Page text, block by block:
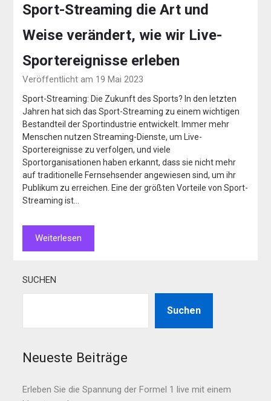
Sport-Streaming die Art und
Weise verändert, wie wir Live-
Sportereignisse erleben
Veröffentlicht am 19 Mai 2023
Sport-Streaming: Die Zukunft des Sports? In den letzten
Jahren hat sich das Sport-Streaming zu einem wichtigen
Bestandteil der Sportindustrie entwickelt. Immer mehr
Menschen nutzen Streaming-Dienste, um Live-
Sportereignisse zu verfolgen, und viele
Sportorganisationen haben erkannt, dass sie nicht mehr
auf traditionelle Fernsehsender angewiesen sind, um ihr
Publikum zu erreichen. Eine der größten Vorteile von Sport-
Streaming ist…
Weiterlesen
SUCHEN
Suchen
Neueste Beiträge
Erleben Sie die Spannung der Formel 1 live mit einem